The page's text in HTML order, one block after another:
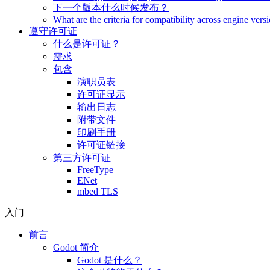
下一个版本什么时候发布？
What are the criteria for compatibility across engine
遵守许可证
什么是许可证？
需求
包含
演职员表
许可证显示
输出日志
附带文件
印刷手册
许可证链接
第三方许可证
FreeType
ENet
mbed TLS
入门
前言
Godot 简介
Godot 是什么？